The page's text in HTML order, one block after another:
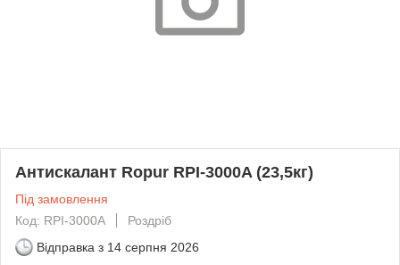
Антискалант Ropur RPI-3000A (23,5кг)
Під замовлення
Код: RPI-3000A
Роздріб
Відправка з 14 серпня 2026